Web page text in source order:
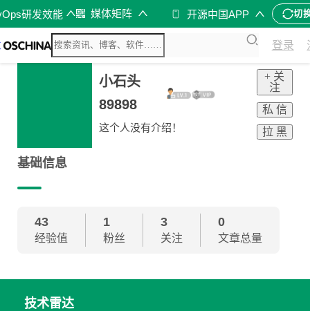
研发效能 媒体矩阵 开源中国APP 切
登录
小石头
89898
这个人没有介绍！
+ 关
注
私 信
拉 黑
基础信息
43
经验值
1
粉丝
3
关注
0
文章总量
技术雷达